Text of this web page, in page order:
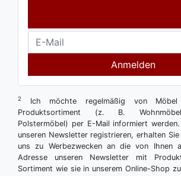
Anmelden
2
Ich möchte regelmäßig von
Produktsortiment (z. B.
Polstermöbel) per E-Mail informiert
unseren Newsletter registrieren, erhalten
uns zu Werbezwecken an die von Ihnen
Adresse unseren Newsletter mit
Sortiment wie sie in unserem Online-Shop